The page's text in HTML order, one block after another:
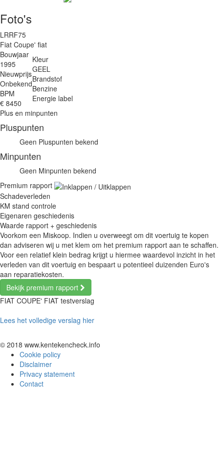
Foto's
LRRF75
Fiat Coupe' fiat
Bouwjaar
1995
Nieuwprijs
Onbekend
BPM
€ 8450
Kleur
GEEL
Brandstof
Benzine
Energie label
Plus en minpunten
Pluspunten
Geen Pluspunten bekend
Minpunten
Geen Minpunten bekend
Premium rapport
Schadeverleden
KM stand controle
Eigenaren geschiedenis
Waarde rapport + geschiedenis
Voorkom een Miskoop. Indien u overweegt om dit voertuig te kopen
dan adviseren wij u met klem om het premium rapport aan te schaffen.
Voor een relatief klein bedrag krijgt u hiermee waardevol inzicht in het
verleden van dit voertuig en bespaart u potentieel duizenden Euro's
aan reparatiekosten.
Bekijk premium rapport
FIAT COUPE' FIAT testverslag
Lees het volledige verslag hier
© 2018 www.kentekencheck.info
Cookie policy
Disclaimer
Privacy statement
Contact